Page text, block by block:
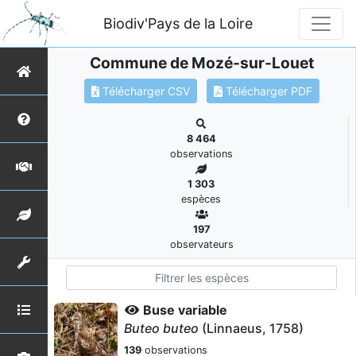
Biodiv'Pays de la Loire
Commune de Mozé-sur-Louet
Télécharger CSV Télécharger PDF
8 464
observations
1 303
espèces
197
observateurs
Buse variable
Buteo buteo (Linnaeus, 1758)
139 observations